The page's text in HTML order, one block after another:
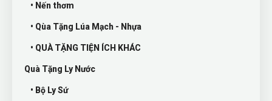
• Nến thơm
• Qùa Tặng Lúa Mạch - Nhựa
• QUÀ TẶNG TIỆN ÍCH KHÁC
Quà Tặng Ly Nước
• Bộ Ly Sứ